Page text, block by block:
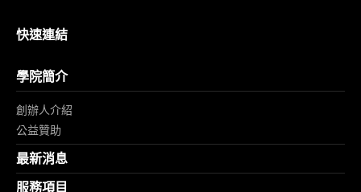
快速連結
學院簡介
創辦人介紹
公益贊助
最新消息
服務項目